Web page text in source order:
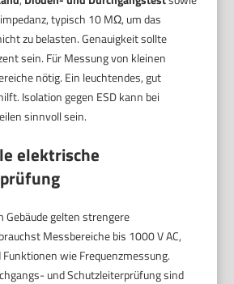
typisch 10 MΩ, um das
zu belasten. Genauigkeit sollte
sein. Für Messung von kleinen
nötig. Ein leuchtendes, gut
Isolation gegen ESD kann bei
sinnvoll sein.
elektrische
Gebäude gelten strengere
Messbereiche bis 1000 V AC,
wie Frequenzmessung.
und Schutzleiterprüfung sind